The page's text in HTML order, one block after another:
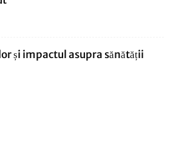
și impactul asupra sănătății